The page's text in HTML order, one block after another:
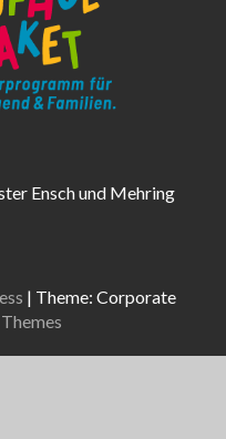
Ensch und Mehring
| Theme: Corporate